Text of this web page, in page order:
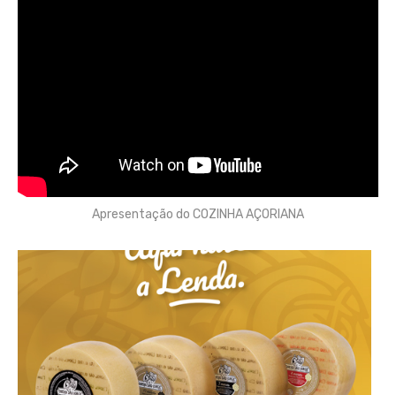
Apresentação do COZINHA AÇORIANA